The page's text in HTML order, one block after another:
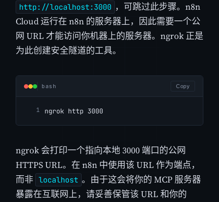
http://localhost:3000 ，可跳过此步骤。n8n
Cloud 运行在 n8n 的服务器上，因此需要一个公
网 URL 才能访问你机器上的服务器。ngrok 正是
为此创建安全隧道的工具。
bash Copy
ngrok http 3000
ngrok 会打印一个指向本地 3000 端口的公网
HTTPS URL。在 n8n 中使用该 URL 作为端点，
而非 localhost 。由于这会将你的 MCP 服务器
暴露在互联网上，请妥善保管该 URL 和你的